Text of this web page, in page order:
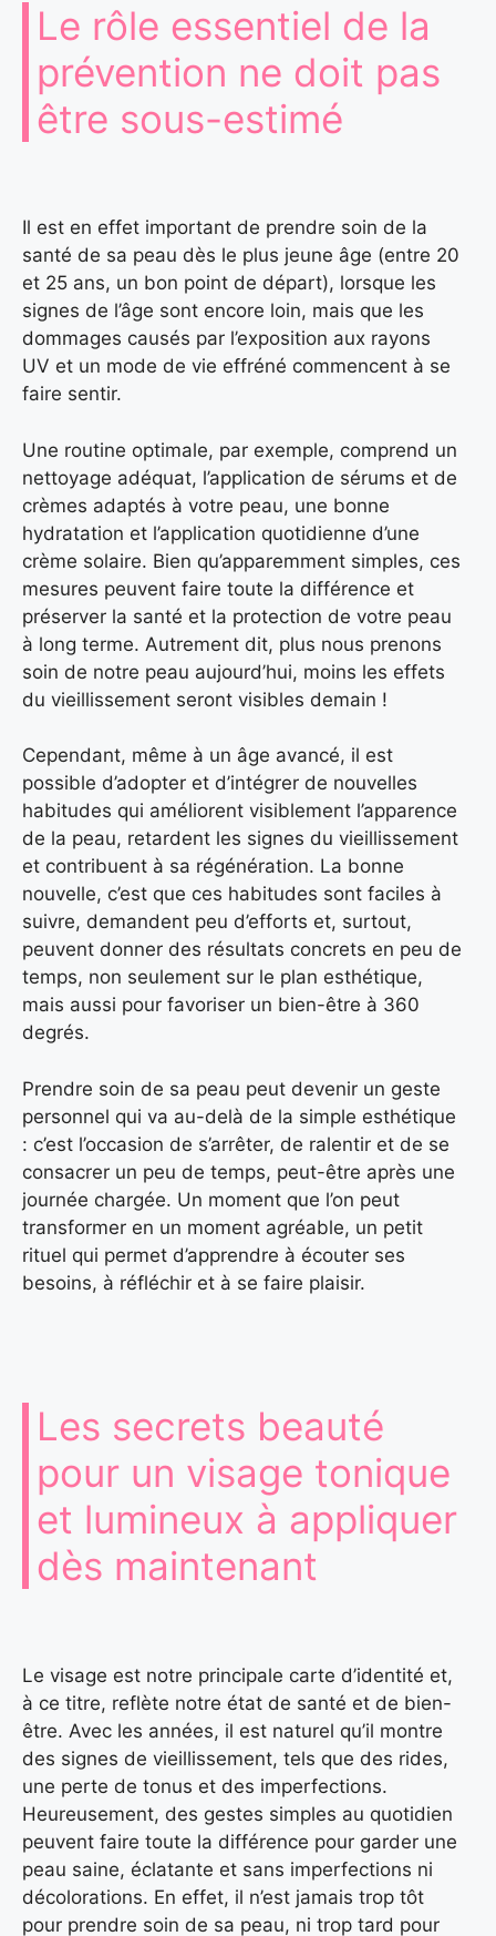
Le rôle essentiel de la
prévention ne doit pas
être sous-estimé
Il est en effet important de prendre soin de la
santé de sa peau dès le plus jeune âge (entre 20
et 25 ans, un bon point de départ), lorsque les
signes de l’âge sont encore loin, mais que les
dommages causés par l’exposition aux rayons
UV et un mode de vie effréné commencent à se
faire sentir.
Une routine optimale, par exemple, comprend un
nettoyage adéquat, l’application de sérums et de
crèmes adaptés à votre peau, une bonne
hydratation et l’application quotidienne d’une
crème solaire. Bien qu’apparemment simples, ces
mesures peuvent faire toute la différence et
préserver la santé et la protection de votre peau
à long terme. Autrement dit, plus nous prenons
soin de notre peau aujourd’hui, moins les effets
du vieillissement seront visibles demain !
Cependant, même à un âge avancé, il est
possible d’adopter et d’intégrer de nouvelles
habitudes qui améliorent visiblement l’apparence
de la peau, retardent les signes du vieillissement
et contribuent à sa régénération. La bonne
nouvelle, c’est que ces habitudes sont faciles à
suivre, demandent peu d’efforts et, surtout,
peuvent donner des résultats concrets en peu de
temps, non seulement sur le plan esthétique,
mais aussi pour favoriser un bien-être à 360
degrés.
Prendre soin de sa peau peut devenir un geste
personnel qui va au-delà de la simple esthétique
: c’est l’occasion de s’arrêter, de ralentir et de se
consacrer un peu de temps, peut-être après une
journée chargée. Un moment que l’on peut
transformer en un moment agréable, un petit
rituel qui permet d’apprendre à écouter ses
besoins, à réfléchir et à se faire plaisir.
Les secrets beauté
pour un visage tonique
et lumineux à appliquer
dès maintenant
Le visage est notre principale carte d’identité et,
à ce titre, reflète notre état de santé et de bien-
être. Avec les années, il est naturel qu’il montre
des signes de vieillissement, tels que des rides,
une perte de tonus et des imperfections.
Heureusement, des gestes simples au quotidien
peuvent faire toute la différence pour garder une
peau saine, éclatante et sans imperfections ni
décolorations. En effet, il n’est jamais trop tôt
pour prendre soin de sa peau, ni trop tard pour